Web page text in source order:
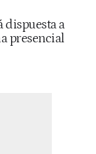
dispuesta a
presencial